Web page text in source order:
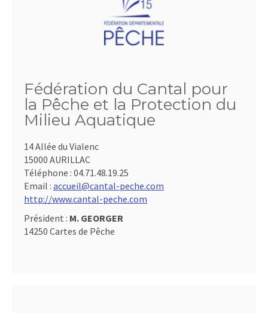
Fédération du Cantal pour
la Pêche et la Protection du
Milieu Aquatique
14 Allée du Vialenc
15000 AURILLAC
Téléphone : 04.71.48.19.25
Email : accueil@cantal-peche.com
http://www.cantal-peche.com
Président : M. GEORGER
14250 Cartes de Pêche